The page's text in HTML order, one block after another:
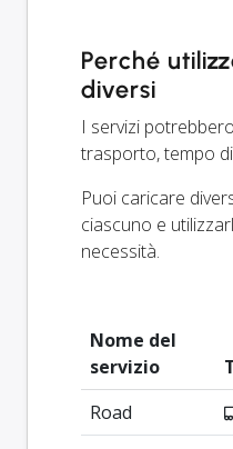
Perché
diversi
I servizi
trasporto, tempo
Puoi caricare
ciascuno e
necessità.
Nome del
servizio
Road